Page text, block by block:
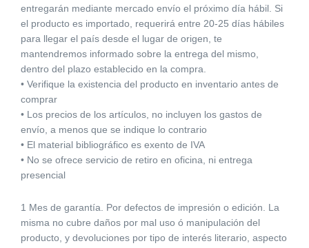
entregarán mediante mercado envío el próximo día hábil. Si
el producto es importado, requerirá entre 20-25 días hábiles
para llegar el país desde el lugar de origen, te
mantendremos informado sobre la entrega del mismo,
dentro del plazo establecido en la compra.
• Verifique la existencia del producto en inventario antes de
comprar
• Los precios de los artículos, no incluyen los gastos de
envío, a menos que se indique lo contrario
• El material bibliográfico es exento de IVA
• No se ofrece servicio de retiro en oficina, ni entrega
presencial
1 Mes de garantía. Por defectos de impresión o edición. La
misma no cubre daños por mal uso ó manipulación del
producto, y devoluciones por tipo de interés literario, aspecto